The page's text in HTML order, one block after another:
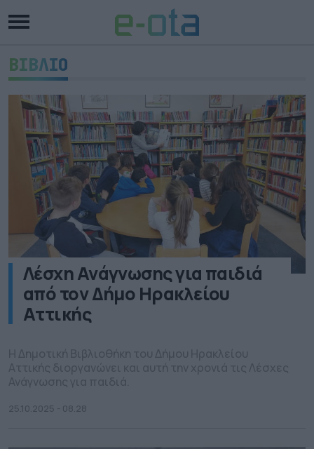
ΒΙΒΛΙΟ
Λέσχη Ανάγνωσης για παιδιά
από τον Δήμο Ηρακλείου
Αττικής
25.10.2025 - 08.28